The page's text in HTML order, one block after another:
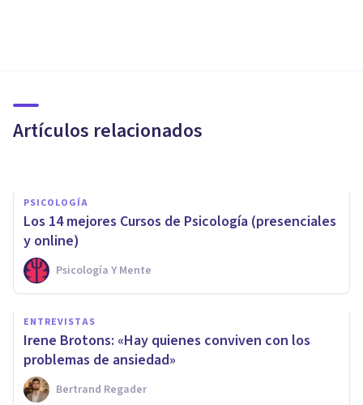
Artículos relacionados
Ansiedad
PSICOLOGÍA
Los 14 mejores Cursos de Psicología (presenciales
y online)
Psicología Y Mente
ENTREVISTAS
Irene Brotons: «Hay quienes conviven con los
problemas de ansiedad»
Bertrand Regader
¿Cómo reconocer los síntomas
de la agorafobia?
Arturo Torres